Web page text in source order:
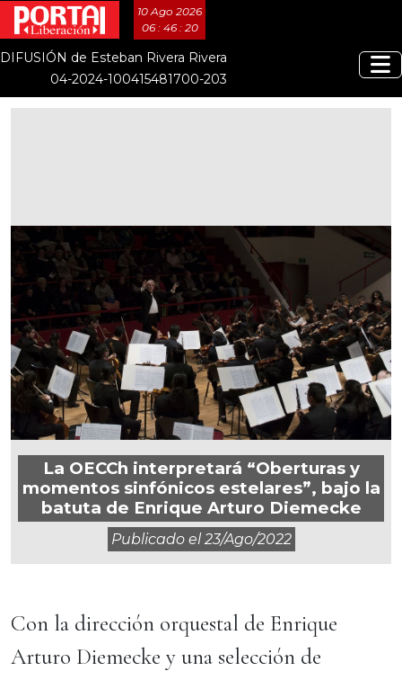
10 Ago 2026
06 : 46 : 21
DIFUSIÓN de Esteban Rivera Rivera
04-2024-100415481700-203
La OECCh interpretará “Oberturas y
momentos sinfónicos estelares”, bajo la
batuta de Enrique Arturo Diemecke
Publicado el23/ago/2022
Con la dirección orquestal de Enrique
Arturo Diemecke y una selección de